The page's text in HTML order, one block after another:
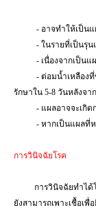
- อาจทำให้เป็น
- ในรายที่เป็นรุ
- เนื่องจากเป็นแ
- ต่อมน้ำเหลือง
รักษาใน 5-8 วันหลังจา
- แผลอาจจะเกิด
- หากเป็นแผลที่
การวินิจฉัยโรค
การวินิจฉัยทำได้
ยังสามารถเพาะเชื้อเ